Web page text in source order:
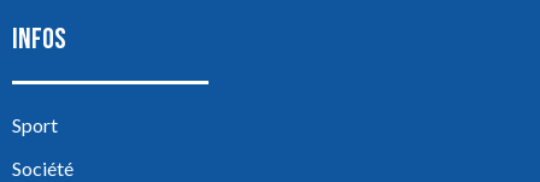
INFOS
Sport
Société